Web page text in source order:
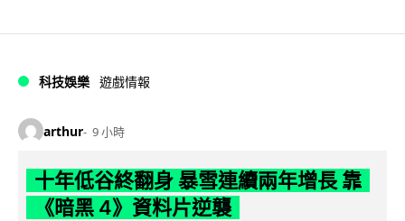
科技娛樂 遊戲情報
arthur 9 小時
十年低谷終翻身 暴雪連續兩年增長 靠
《暗黑 4》資料片逆襲